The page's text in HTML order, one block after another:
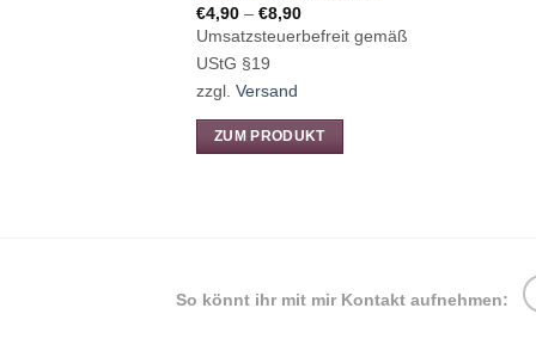
€4,90 –€8,90Preisspanne:
€4,90
bis
Umsatzsteuerbefreit gemäß
UStG §19
zzgl.Versand
ZUM PRODUKT
auf.
So könnt ihr mit mir Kontakt aufnehmen: